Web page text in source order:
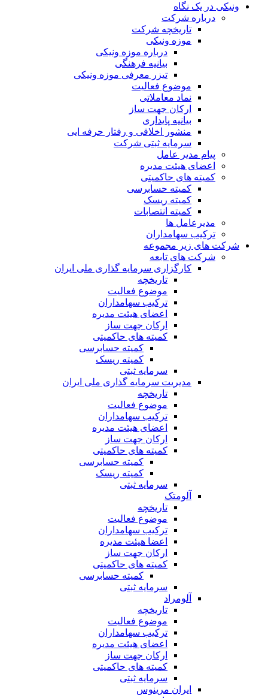
ونیکی در یک نگاه
درباره شرکت
تاریخچه شرکت
موزه ونیکی
درباره موزه ونیکی
بیانیه فرهنگی
تیزر معرفی موزه ونیکی
موضوع فعالیت
نماد معاملاتی
ارکان جهت ساز
بیانیه پایداری
منشور اخلاقی و رفتار حرفه ایی
سرمایه ثبتی شرکت
پیام مدیر عامل
اعضای هیئت مدیره
کمیته های حاکمیتی
کمیته حسابرسی
کمیته ریسک
کمیته انتصابات
مدیرعامل ها
ترکیب سهامداران
شرکت های زیر مجموعه
شرکت های تابعه
کارگزاری سرمایه گذاری ملی ایران
تاریخچه
موضوع فعالیت
ترکیب سهامداران
اعضای هیئت مدیره
ارکان جهت ساز
کمیته های حاکمیتی
کمیته حسابرسی
کمیته ریسک
سرمایه ثبتی
مدیریت سرمایه گذاری ملی ایران
تاریخچه
موضوع فعالیت
ترکیب سهامداران
اعضای هیئت مدیره
ارکان جهت ساز
کمیته های حاکمیتی
کمیته حسابرسی
کمیته ریسک
سرمایه ثبتی
آلومتک
تاریخچه
موضوع فعالیت
ترکیب سهامداران
اعضا هیئت مدیره
ارکان جهت ساز
کمیته های حاکمیتی
کمیته حسابرسی
سرمایه ثبتی
آلومراد
تاریخچه
موضوع فعالیت
ترکیب سهامداران
اعضای هیئت مدیره
ارکان جهت ساز
کمیته های حاکمیتی
سرمایه ثبتی
ایران مرینوس